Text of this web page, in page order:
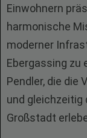
Einwohnern
harmonische
moderner
Ebergassing zu
Pendler, die die
und gleichzeitig
Großstadt